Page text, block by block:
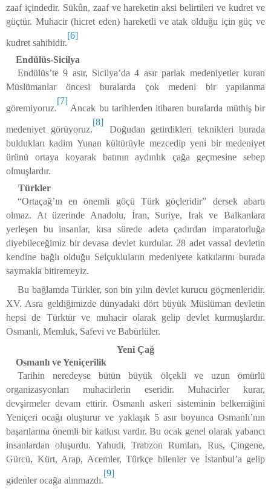
zaaf içindedir. Sükûn, zaaf ve hareketin aksi belirtileri ve kudret ve
güçtür. Muhacir (hicret eden) hareketli ve atak olduğu için güç ve
kudret sahibidir.
[6]
Endülüs-Sicilya
Endülüs’te 9 asır, Sicilya’da 4 asır parlak medeniyetler kuran
Müslümanlar öncesi buralarda çok medeni bir yapılanma
göremiyoruz.
[7]
Ancak bu tarihlerden itibaren buralarda müthiş bir
medeniyet görüyoruz.
[8]
Doğudan getirdikleri teknikleri burada
buldukları kadim Yunan kültürüyle mezcedip yeni bir medeniyet
ürünü ortaya koyarak batının aydınlık çağa geçmesine sebep
olmuşlardır.
Türkler
“Ortaçağ’ın en önemli göçü Türk göçleridir” dersek abartı
olmaz. At üzerinde Anadolu, İran, Suriye, Irak ve Balkanlara
yerleşen bu insanlar, kısa sürede adeta çadırdan imparatorluğa
diyebileceğimiz bir devasa devlet kurdular. 28 adet vassal devletin
kendine bağlı olduğu Selçukluların medeniyete katkılarını burada
saymakla bitiremeyiz.
Bu bağlamda Türkler, son bin yılın devlet kurucu göçmenleridir.
XV. Asra geldiğimizde dünyadaki dört büyük Müslüman devletin
hepsi de Türktür ve muhacir olarak gelip devlet kurmuşlardır.
Osmanlı, Memluk, Safevi ve Babürlüler.
Yeni Çağ
Osmanlı ve Yeniçerilik
Tarihin neredeyse bütün büyük ölçekli ve uzun ömürlü
organizasyonları muhacirlerin eseridir. Muhacirler kurar,
devşirmeler devam ettirir. Osmanlı askeri sisteminin belkemiğini
Yeniçeri ocağı oluşturur ve yaklaşık 5 asır boyunca Osmanlı’nın
başarılarına önemli bir katkısı vardır. Bu ocak genel olarak yabancı
insanlardan oluşurdu. Yahudi, Trabzon Rumları, Rus, Çingene,
Gürcü, Kürt, Arap, Acemler, Türkçe bilenler ve İstanbul’a gelip
gidenler ocağa alınmazdı.
[9]